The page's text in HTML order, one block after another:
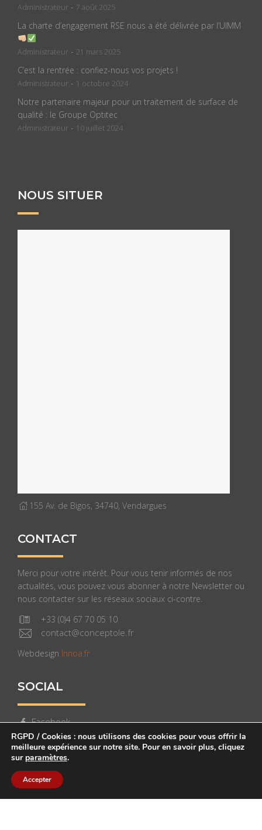
Administrateur - 7 août 2025
La charte d’engagement RSE nous a été délivrée par l’UIMM
Administrateur - 21 mars 2025
C’est la rentrée : confiez-nous vos projets !
Administrateur - 1 octobre 2024
Notre partenaire majeur pour un traitement de surface de
qualité : le Groupe Optitec
Administrateur - 10 juillet 2024
NOUS SITUER
155 Av. de Bigos, 34740, Vendargues
CONTACT
Merci pour votre intérêt. Pour vous tenir informés de nos
actualités, vous pouvez vous abonner à notre Newsletter ou
nous contacter sur les réseaux sociaux ci-contre.
+33 (0)4 67 70 05 10
contact@conceptole.fr
Webdesign Innoa.fr
SOCIAL
Facebook
Instagram
LinkedIn
RGPD / Cookies : nous utilisons des cookies pour vous offrir la
meilleure expérience sur notre site. Pour en savoir plus, cliquez
sur paramètres.
Accepter